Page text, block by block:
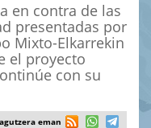
en contra de las
presentadas por
Mixto-Elkarrekin
el proyecto
con su
eman